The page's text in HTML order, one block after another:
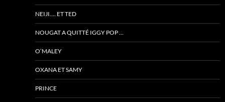
NEIJI…. ET TED
NOUGAT A QUITTÉ IGGY POP …
O’MALEY
OXANA ET SAMY
PRINCE